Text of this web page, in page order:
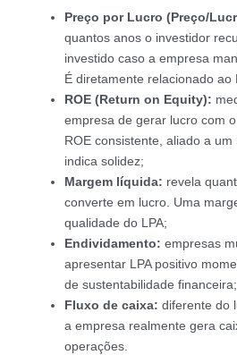
Preço por Lucro (Preço/
quantos anos o investidor
investido caso a empresa
É diretamente relacionado ao
ROE (Return on Equity):
empresa de gerar lucro com
ROE consistente, aliado a um
indica solidez;
Margem líquida: revela
converte em lucro. Uma
qualidade do LPA;
Endividamento: empresas
apresentar LPA positivo
de sustentabilidade financeira;
Fluxo de caixa: diferente do
a empresa realmente gera
operações.